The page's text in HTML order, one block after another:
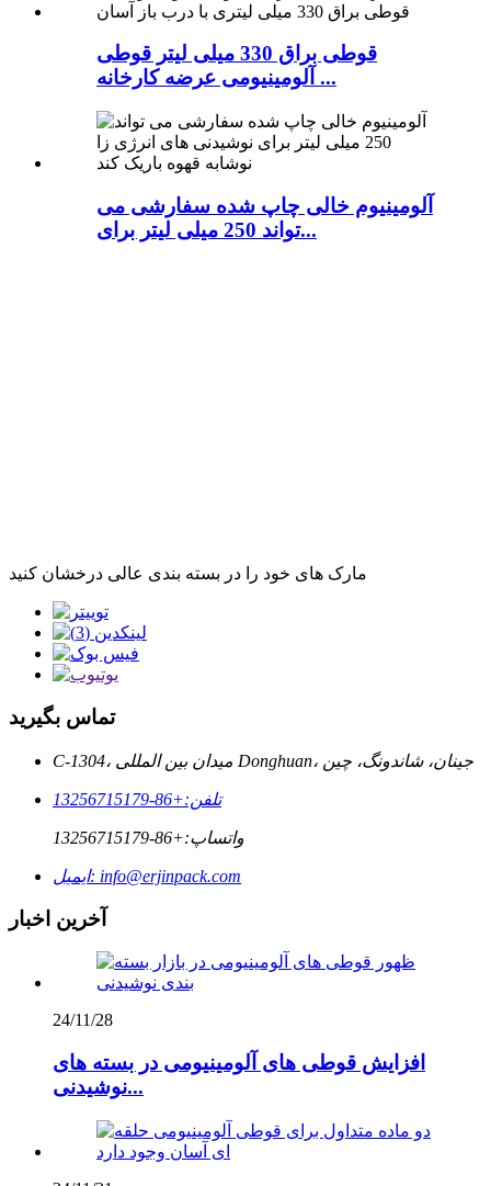
قوطی براق 330 میلی لیتر قوطی
آلومینیومی عرضه کارخانه ...
آلومینیوم خالی چاپ شده سفارشی می
تواند 250 میلی لیتر برای...
مارک های خود را در بسته بندی عالی درخشان کنید
تماس بگیرید
C-1304، میدان بین المللی Donghuan، جینان، شاندونگ، چین
تلفن:+86-13256715179
واتساپ:+86-13256715179
ایمیل: info@erjinpack.com
آخرین اخبار
24/11/28
افزایش قوطی های آلومینیومی در بسته های
نوشیدنی...